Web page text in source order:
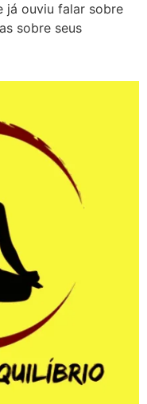
já ouviu falar sobre
sobre seus